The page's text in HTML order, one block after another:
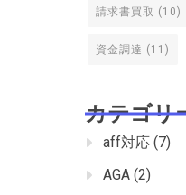
請求書買取 (10)
資金調達 (11)
カテゴリ
aff対応 (7)
AGA (2)